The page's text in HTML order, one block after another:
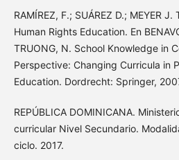
RAMÍREZ, F.; SUÁREZ D.; MEYER
Human Rights Education. En
TRUONG, N. School Knowledge in
Perspective: Changing Curricula in
Education. Dordrecht: Springer,
REPÚBLICA DOMINICANA.
curricular Nivel Secundario.
ciclo. 2017.